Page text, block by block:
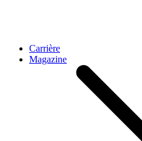
Carrière
Magazine